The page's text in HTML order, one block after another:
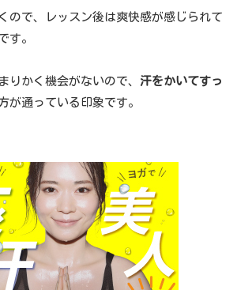
ので、レッスン後は爽快感が感じられて
す。
りかく機会がないので、 汗をかいてすっ
が通っている印象です。